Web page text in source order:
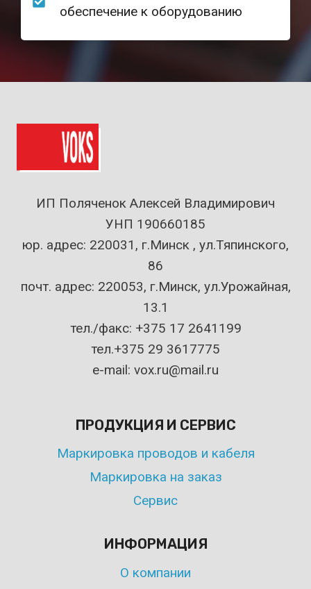
обеспечение к оборудованию
ИП Поляченок Алексей Владимирович
УНП 190660185
юр. адрес: 220031, г.Минск , ул.Тяпинского,
86
почт. адрес: 220053, г.Минск, ул.Урожайная,
13.1
тел./факс: +375 17 2641199
тел.+375 29 3617775
e-mail: vox.ru@mail.ru
ПРОДУКЦИЯ И СЕРВИС
Маркировка проводов и кабеля
Маркировка на заказ
Сервис
ИНФОРМАЦИЯ
О компании